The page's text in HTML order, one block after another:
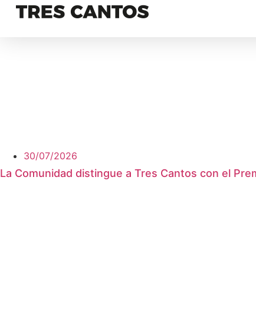
30/07/2026
La Comunidad distingue a Tres Cantos con el